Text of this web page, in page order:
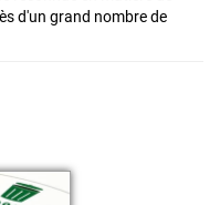
d'un grand nombre de